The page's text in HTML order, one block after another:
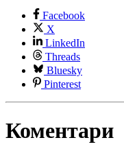
Facebook
X
LinkedIn
Threads
Bluesky
Pinterest
Коментари